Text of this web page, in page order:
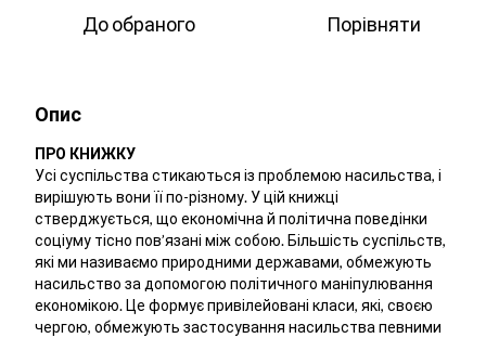
До обраного Порівняти
Опис
ПРО КНИЖКУ
Усі суспільства стикаються із проблемою насильства, і
вирішують вони її по-різному. У цій книжці
стверджується, що економічна й політична поведінки
соціуму тісно пов’язані між собою. Більшість суспільств,
які ми називаємо природними державами, обмежують
насильство за допомогою політичного маніпулювання
економікою. Це формує привілейовані класи, які, своєю
чергою, обмежують застосування насильства певними